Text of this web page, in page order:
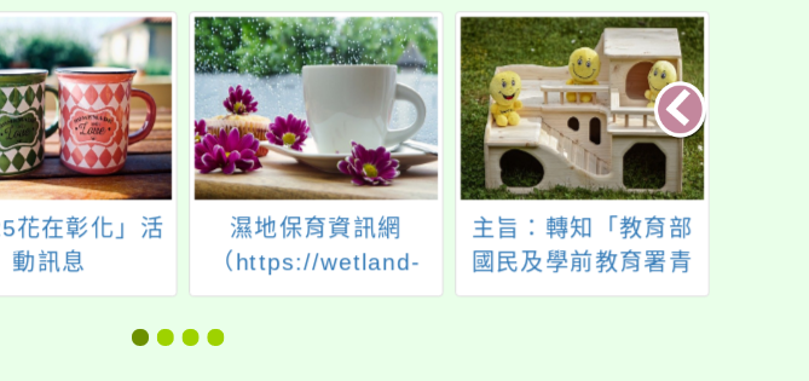
花在彰化」活
動訊息
濕地保育資訊網
（https://wetland-
tw.nps.gov.tw）自
114年9月1日整合至
主旨：轉知「教育部
國民及學前教育署青
少年諮詢會設置要